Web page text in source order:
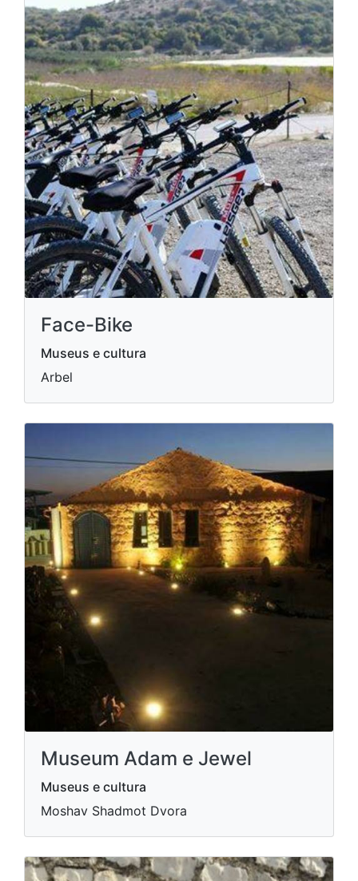
Face-Bike
Museus e cultura
Arbel
Museum Adam e Jewel
Museus e cultura
Moshav Shadmot Dvora